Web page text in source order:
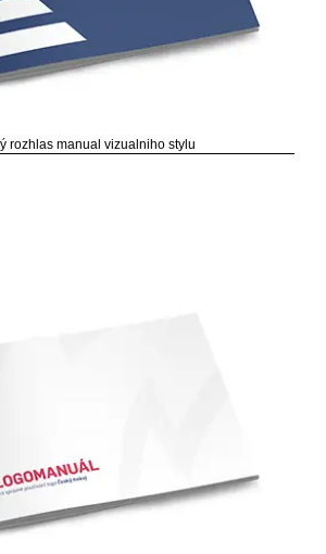
rozhlas manual vizualniho stylu